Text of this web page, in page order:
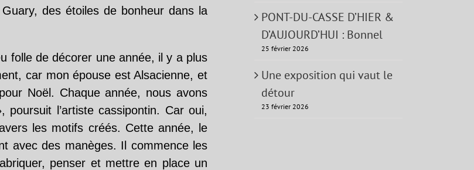
des étoiles de bonheur dans la
folle de décorer une année, il y a plus
car mon épouse est Alsacienne, et
Noël. Chaque année, nous avons
l’artiste cassipontin. Car oui,
les motifs créés. Cette année, le
avec des manèges. Il commence les
penser et mettre en place un
PONT-DU-CASSE D’HIER &
D’AUJOURD’HUI : Bonnel
25 février 2026
Une exposition qui vaut le
détour
23 février 2026